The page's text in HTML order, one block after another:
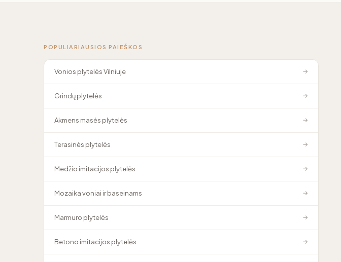
POPULIARIAUSIOS PAIEŠKOS
Vonios plytelės Vilniuje →
Grindų plytelės →
Akmens masės plytelės →
Terasinės plytelės →
Medžio imitacijos plytelės →
Mozaika voniai ir baseinams →
Marmuro plytelės →
Betono imitacijos plytelės →